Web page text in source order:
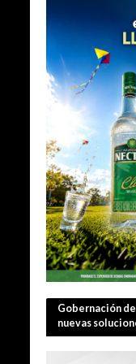
Gobernación
nuevas